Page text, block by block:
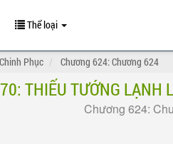
Thể loại
Phục Chương 624: Chương 624
THIẾU TƯỚNG LẠNH
Chương 624: